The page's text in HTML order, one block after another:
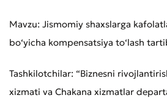
Mavzu: Jismomiy shaxslarga
bo‘yicha kompensatsiya to‘lash
Tashkilotchilar: “Biznesni
xizmati va Chakana xizmatlar